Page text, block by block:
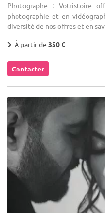
Photographe : Votristoire
photographie et en
diversité de nos offres et en
À partir de 350 €
Contacter